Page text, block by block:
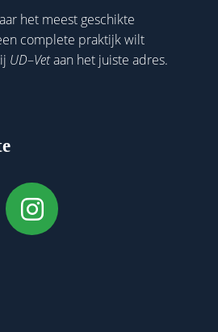
het meest geschikte
complete praktijk wilt
UD–Vetaan het juiste adres.